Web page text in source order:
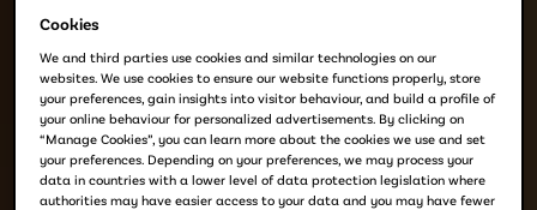
Cookies
We and third parties use cookies and similar technologies on our
websites. We use cookies to ensure our website functions properly, store
your preferences, gain insights into visitor behaviour, and build a profile of
your online behaviour for personalized advertisements. By clicking on
“Manage Cookies”, you can learn more about the cookies we use and set
your preferences. Depending on your preferences, we may process your
data in countries with a lower level of data protection legislation where
authorities may have easier access to your data and you may have fewer